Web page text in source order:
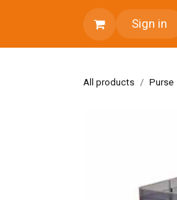
Sign in
All products Purse